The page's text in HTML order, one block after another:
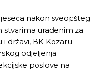
nakon sveopšteg
stvarima urađenim za
i državi, BK Kozaru
odjeljenja
poslove na